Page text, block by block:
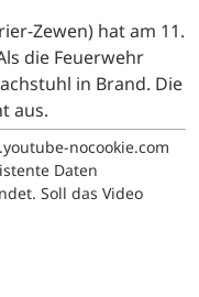
Zewen) hat am 11.
die Feuerwehr
in Brand. Die
aus.
nocookie.com
Daten
Soll das Video